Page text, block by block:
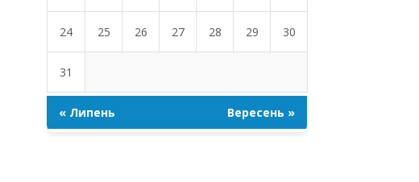
24 25 26 27 28 29 30
31
« Липень Вересень »